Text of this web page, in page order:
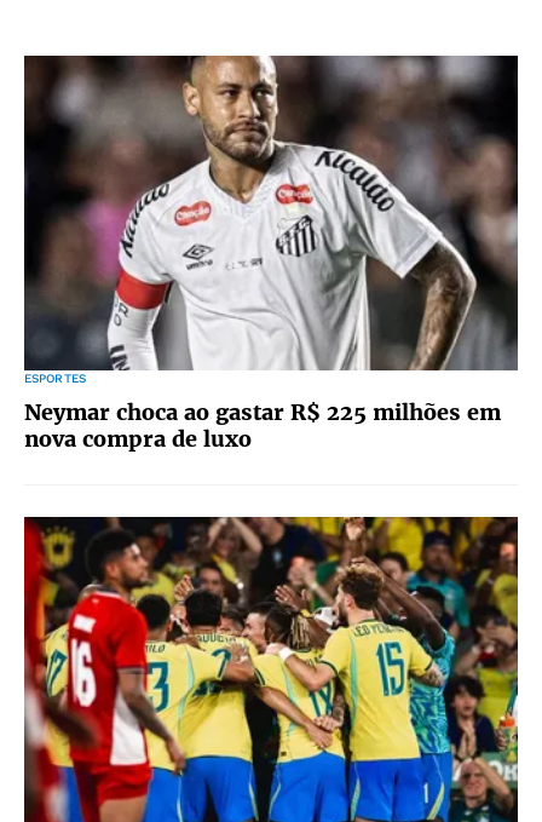
ESPORTES
Neymar choca ao gastar R$ 225 milhões em
nova compra de luxo